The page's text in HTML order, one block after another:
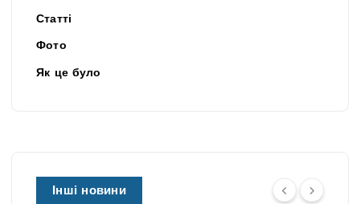
Статті
Фото
Як це було
Інші новини